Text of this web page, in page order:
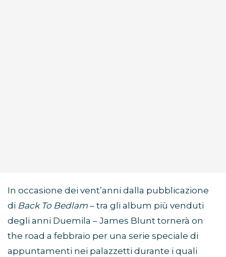
In occasione dei vent’anni dalla pubblicazione
di Back To Bedlam – tra gli album più venduti
degli anni Duemila – James Blunt tornerà on
the road a febbraio per una serie speciale di
appuntamenti nei palazzetti durante i quali